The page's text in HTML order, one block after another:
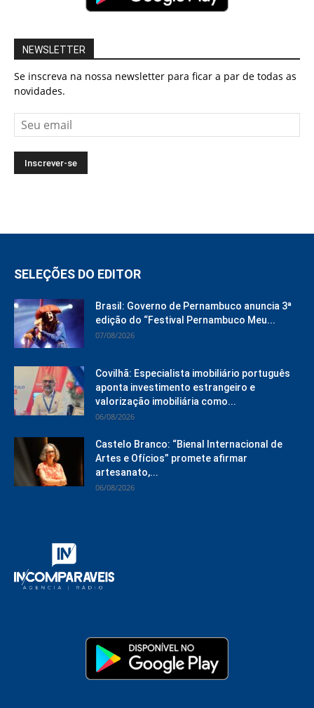
NEWSLETTER
Se inscreva na nossa newsletter para ficar a par de todas as
novidades.
SELEÇÕES DO EDITOR
Brasil: Governo de Pernambuco anuncia 3ª
edição do “Festival Pernambuco Meu...
07/08/2026
Covilhã: Especialista imobiliário português
aponta investimento estrangeiro e
valorização imobiliária como...
06/08/2026
Castelo Branco: “Bienal Internacional de
Artes e Ofícios” promete afirmar
artesanato,...
06/08/2026